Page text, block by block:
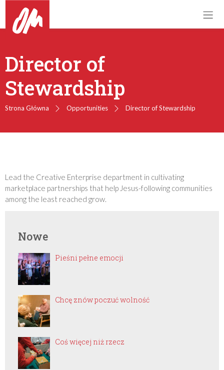
Director of
Stewardship
Strona Główna Opportunities Director of Stewardship
Lead the Creative Enterprise department in cultivating
marketplace partnerships that help Jesus-following communities
among the least reached grow.
Nowe
Pieśni pełne emocji
Chcę znów poczuć wolność
Coś więcej niż rzecz